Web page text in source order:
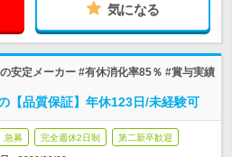
気になる
安定メーカー #有休消化率85％ #賞与実績
【品質保証】年休123日/未経験可
急募 完全週休2日制 第二新卒歓迎